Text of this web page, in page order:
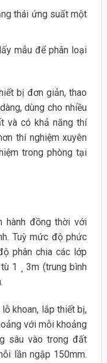
thái ứng suất một
mẫu để phân loại
bị đơn giản, thao
dùng cho nhiều
và có khả năng thí
thí nghiệm xuyên
trong phòng tại
hành đồng thời với
Tuỳ mức độ phức
phân chia các lớp
1 ¸ 3m (trung bình
khoan, lắp thiết bị,
với mỗi khoảng
sâu vào trong đất
lần ngập 150mm.